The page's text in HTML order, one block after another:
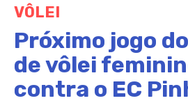
VÔLEI
Próximo jogo
de vôlei
contra o EC